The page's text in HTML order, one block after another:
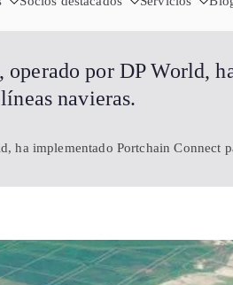
operado por DP
navieras.
ha implementado Portchain